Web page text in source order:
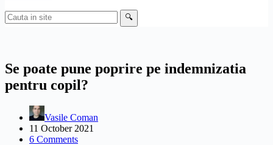
Cauta
in
🔍
Se poate pune poprire pe indemnizatia
pentru copil?
Vasile Coman
11 October 2021
6 Comments